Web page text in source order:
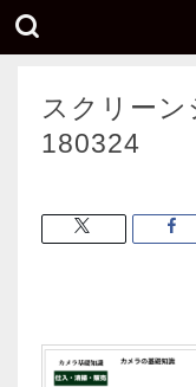
スクリー
180324